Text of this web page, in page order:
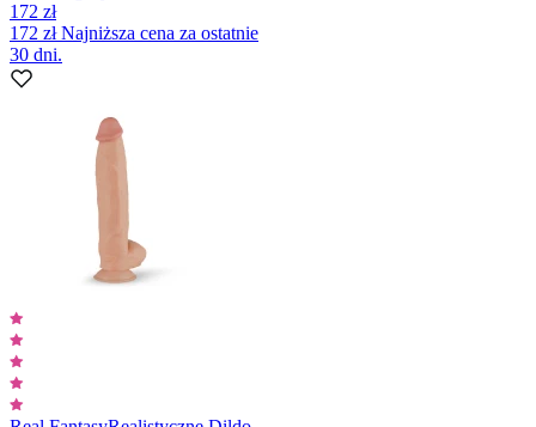
172 zł
172 złNajniższa cena za ostatnie
30 dni.